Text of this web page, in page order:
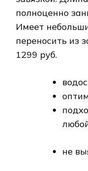
полноценно
Имеет
переносить из
1299 руб.
не